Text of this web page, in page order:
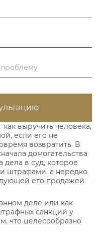
выручить человека,
если его не
возвратить. В
домогательства
дела в суд, которое
штрафами, а нередко
его продажей
деле или как
санкций у
что целесообразно